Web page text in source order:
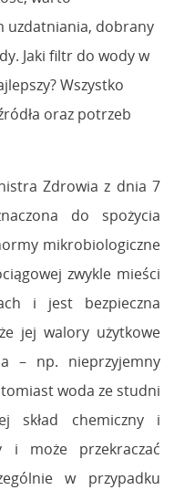
uzdatniania, dobrany
Jaki filtr do wody w
Wszystko
oraz potrzeb
Zdrowia z dnia 7
do spożycia
mikrobiologiczne
zwykle mieści
i jest bezpieczna
jej walory użytkowe
– np. nieprzyjemny
woda ze studni
skład chemiczny i
i może przekraczać
w przypadku